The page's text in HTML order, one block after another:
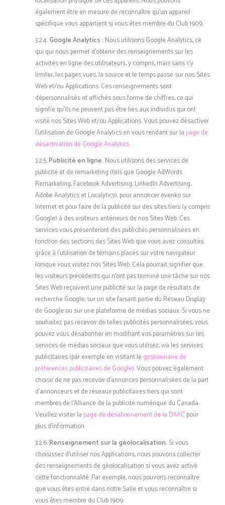
également être en mesure de reconnaître qu’un appareil
spécifique vous appartient si vous êtes membre du Club 1909.
3.2.4.Google Analytics :Nous utilisons Google Analytics, ce
qui qui nous permet d’obtenir des renseignements sur les
activités en ligne des utilisateurs, y compris, mais sans s’y
limiter, les pages vues, la source et le temps passé sur nos Sites
Web et/ou Applications. Ces renseignements sont
dépersonnalisés et affichés sous forme de chiffres, ce qui
signifie qu’ils ne peuvent pas être liés aux individus qui ont
visité nos Sites Web et/ou Applications. Vous pouvez désactiver
l’utilisation de Google Analytics en vous rendant sur la page de
désactivation de Google Analytics.
3.2.5.Publicité en ligne.Nous utilisons des services de
publicité et de remarketing (tels que Google AdWords
Remarketing, Facebook Advertising, LinkedIn Advertising,
Adobe Analytics et Localytics), pour annoncer evenko sur
Internet et pour faire de la publicité sur des sites tiers (y compris
Google) à des visiteurs antérieurs de nos Sites Web. Ces
services vous présenteront des publicités personnalisées en
fonction des sections des Sites Web que vous avez consultés
grâce à l’utilisation de témoins placés sur votre navigateur
lorsque vous visitez nos Sites Web. Cela pourrait signifier que
les visiteurs précédents qui n’ont pas terminé une tâche sur nos
Sites Web reçoivent une publicité sur la page de résultats de
recherche Google, sur un site faisant partie du Réseau Display
de Google ou sur une plateforme de médias sociaux. Si vous ne
souhaitez pas recevoir de telles publicités personnalisées, vous
pouvez vous désabonner en modifiant vos paramètres sur les
services de médias sociaux que vous utilisez, via les services
publicitaires (par exemple en visitant legestionnaire de
préférences publicitaires de Google). Vous pouvez également
choisir de ne pas recevoir d’annonces personnalisées de la part
d’annonceurs et de réseaux publicitaires tiers qui sont
membres de l’Alliance de la publicité numérique du Canada.
Veuillez visiter la page de désabonnement de la DAAC pour
plus d’information.
3.2.6.Renseignement sur la géolocalisation.Si vous
choisissez d’utiliser nos Applications, nous pouvons collecter
des renseignements de géolocalisation si vous avez activé
cette fonctionnalité. Par exemple, nous pouvons reconnaître
que vous êtes entré dans notre Salle et vous reconnaître si
vous êtes membre du Club 1909.